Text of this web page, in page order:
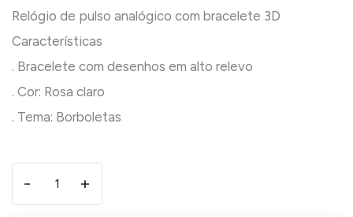
Relógio de pulso analógico com bracelete 3D
Características
. Bracelete com desenhos em alto relevo
. Cor: Rosa claro
- +